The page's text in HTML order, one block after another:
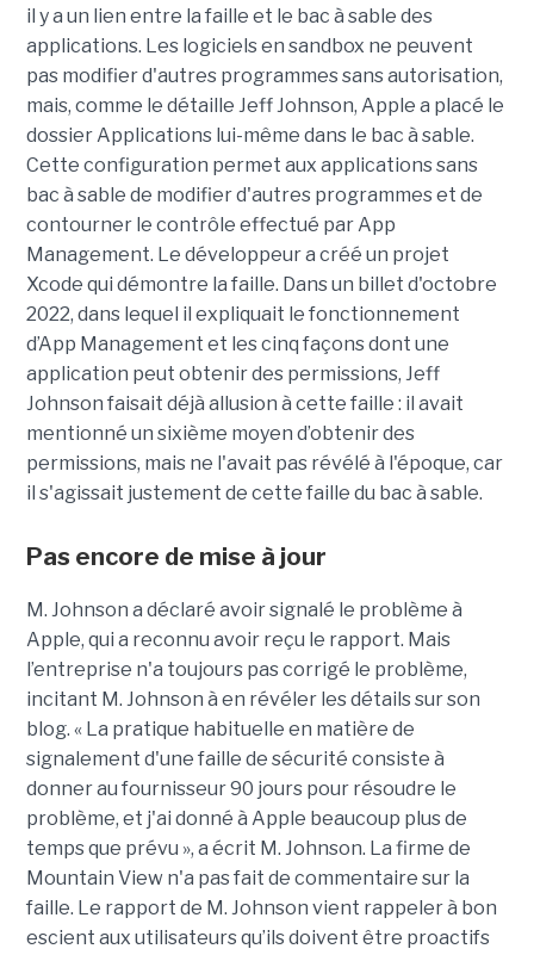
il y a un lien entre la faille et le bac à sable des
applications. Les logiciels en sandbox ne peuvent
pas modifier d'autres programmes sans autorisation,
mais, comme le détaille Jeff Johnson, Apple a placé le
dossier Applications lui-même dans le bac à sable.
Cette configuration permet aux applications sans
bac à sable de modifier d'autres programmes et de
contourner le contrôle effectué par App
Management. Le développeur a créé un projet
Xcode qui démontre la faille. Dans un billet d'octobre
2022, dans lequel il expliquait le fonctionnement
d’App Management et les cinq façons dont une
application peut obtenir des permissions, Jeff
Johnson faisait déjà allusion à cette faille : il avait
mentionné un sixième moyen d’obtenir des
permissions, mais ne l'avait pas révélé à l'époque, car
il s'agissait justement de cette faille du bac à sable.
Pas encore de mise à jour
M. Johnson a déclaré avoir signalé le problème à
Apple, qui a reconnu avoir reçu le rapport. Mais
l’entreprise n'a toujours pas corrigé le problème,
incitant M. Johnson à en révéler les détails sur son
blog. « La pratique habituelle en matière de
signalement d'une faille de sécurité consiste à
donner au fournisseur 90 jours pour résoudre le
problème, et j'ai donné à Apple beaucoup plus de
temps que prévu », a écrit M. Johnson. La firme de
Mountain View n'a pas fait de commentaire sur la
faille. Le rapport de M. Johnson vient rappeler à bon
escient aux utilisateurs qu’ils doivent être proactifs